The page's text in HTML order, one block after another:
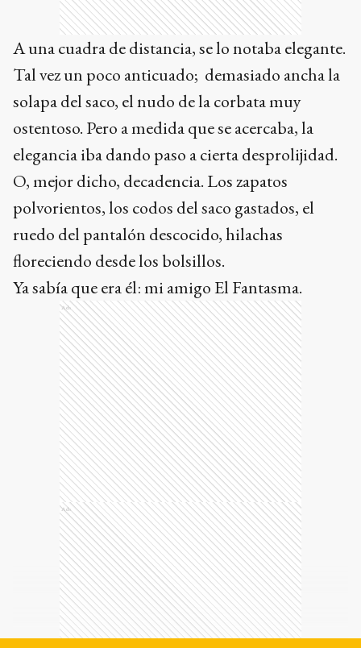
A una cuadra de distancia, se lo notaba elegante.
Tal vez un poco anticuado; demasiado ancha la
solapa del saco, el nudo de la corbata muy
ostentoso. Pero a medida que se acercaba, la
elegancia iba dando paso a cierta desprolijidad.
O, mejor dicho, decadencia. Los zapatos
polvorientos, los codos del saco gastados, el
ruedo del pantalón descocido, hilachas
floreciendo desde los bolsillos.
Ya sabía que era él: mi amigo El Fantasma.
Ads
Ads